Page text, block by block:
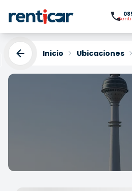
Inicio Ubicaciones
Beylikduzu